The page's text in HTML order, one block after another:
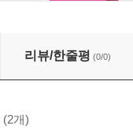
리뷰/한줄평 (0/0)
(2개)